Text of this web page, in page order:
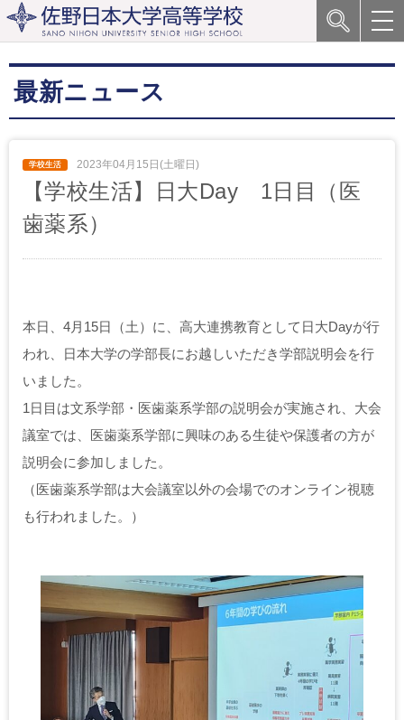
最新ニュース
2023年04月15日(土曜日)
【学校生活】日大Day 1日目（医
歯薬系）
本日、4月15日（土）に、高大連携教育として日大Dayが行
われ、日本大学の学部長にお越しいただき学部説明会を行
いました。
1日目は文系学部・医歯薬系学部の説明会が実施され、大会
議室では、医歯薬系学部に興味のある生徒や保護者の方が
説明会に参加しました。
（医歯薬系学部は大会議室以外の会場でのオンライン視聴
も行われました。）